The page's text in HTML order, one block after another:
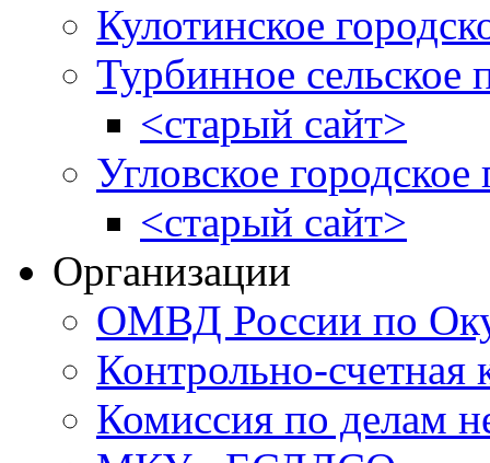
Кулотинское
Турбинное сельское
<старый сайт>
Угловское городское
<старый сайт>
Организации
ОМВД России по
Контрольно-счетная
Комиссия по делам